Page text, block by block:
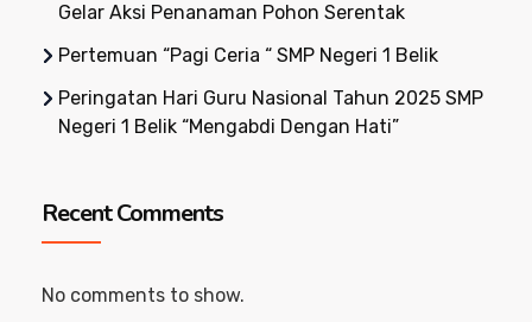
Gelar Aksi Penanaman Pohon Serentak
Pertemuan “Pagi Ceria “ SMP Negeri 1 Belik
Peringatan Hari Guru Nasional Tahun 2025 SMP
Negeri 1 Belik “Mengabdi Dengan Hati”
Recent Comments
No comments to show.